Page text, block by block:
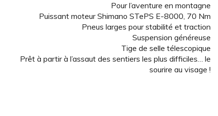
Pour l’aventure en montagne
Puissant moteur Shimano STePS E-8000, 70 Nm
Pneus larges pour stabilité et traction
Suspension généreuse
Tige de selle télescopique
Prêt à partir à l’assaut des sentiers les plus difficiles… le
sourire au visage !